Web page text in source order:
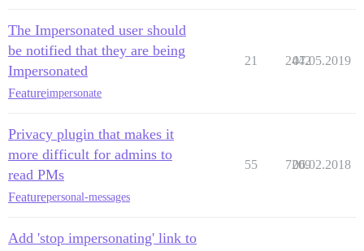
The Impersonated user should
be notified that they are being
Impersonated
Featureimpersonate
21 2442
07.05.2019
Privacy plugin that makes it
more difficult for admins to
read PMs
Featurepersonal-messages
55 7209
06.02.2018
Add 'stop impersonating' link to